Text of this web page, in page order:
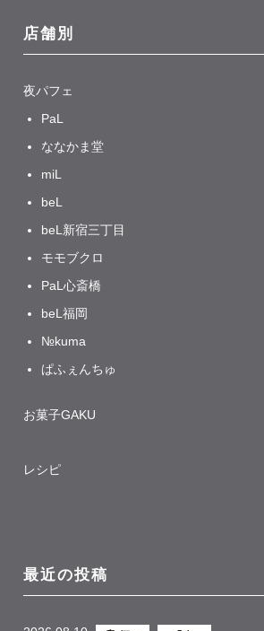
店舗別
夜パフェ
PaL
ななかま堂
miL
beL
beL新宿三丁目
モモブクロ
PaL心斎橋
beL福岡
№kuma
ぱふぇんちゅ
お菓子GAKU
レシピ
最近の投稿